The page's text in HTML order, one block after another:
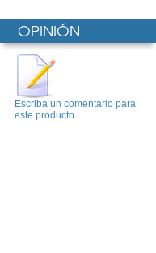
OPINIÓN
Escriba un comentario para
este producto